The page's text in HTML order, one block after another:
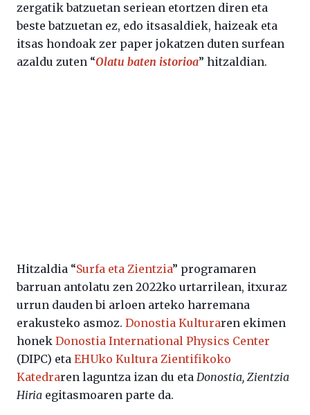
zergatik batzuetan seriean etortzen diren eta
beste batzuetan ez, edo itsasaldiek, haizeak eta
itsas hondoak zer paper jokatzen duten surfean
azaldu zuten “Olatu baten istorioa” hitzaldian.
Hitzaldia “Surfa eta Zientzia” programaren
barruan antolatu zen 2022ko urtarrilean, itxuraz
urrun dauden bi arloen arteko harremana
erakusteko asmoz. Donostia Kulturaren ekimen
honek Donostia International Physics Center
(DIPC) eta EHUko Kultura Zientifikoko
Katedraren laguntza izan du eta Donostia, Zientzia
Hiria egitasmoaren parte da.